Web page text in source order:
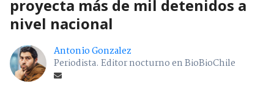
proyecta más de mil detenidos a
nivel nacional
Antonio Gonzalez
Periodista. Editor nocturno en BioBioChile